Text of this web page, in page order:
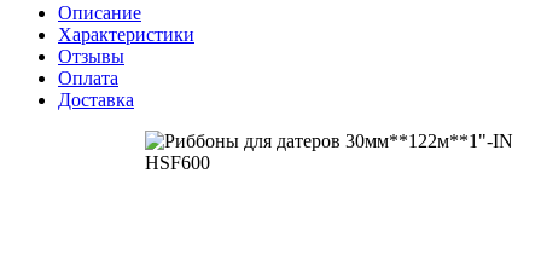
Описание
Характеристики
Отзывы
Оплата
Доставка